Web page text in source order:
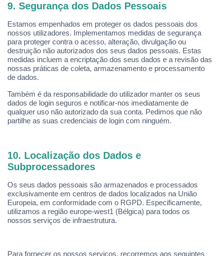
9. Segurança dos Dados Pessoais
Estamos empenhados em proteger os dados pessoais dos
nossos utilizadores. Implementamos medidas de segurança
para proteger contra o acesso, alteração, divulgação ou
destruição não autorizados dos seus dados pessoais. Estas
medidas incluem a encriptação dos seus dados e a revisão das
nossas práticas de coleta, armazenamento e processamento
de dados.
Também é da responsabilidade do utilizador manter os seus
dados de login seguros e notificar-nos imediatamente de
qualquer uso não autorizado da sua conta. Pedimos que não
partilhe as suas credenciais de login com ninguém.
10. Localização dos Dados e
Subprocessadores
Os seus dados pessoais são armazenados e processados
exclusivamente em centros de dados localizados na União
Europeia, em conformidade com o RGPD. Especificamente,
utilizamos a região europe-west1 (Bélgica) para todos os
nossos serviços de infraestrutura.
Para fornecer os nossos serviços, recorremos aos seguintes